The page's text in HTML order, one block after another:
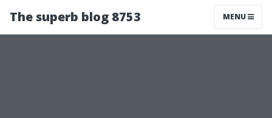
The superb blog 8753 MENU